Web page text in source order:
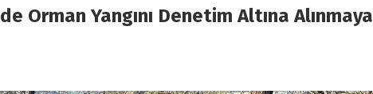
Orman Yangını Denetim Altına Alınmaya